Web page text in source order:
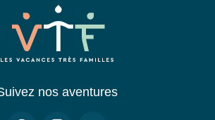
nos aventures